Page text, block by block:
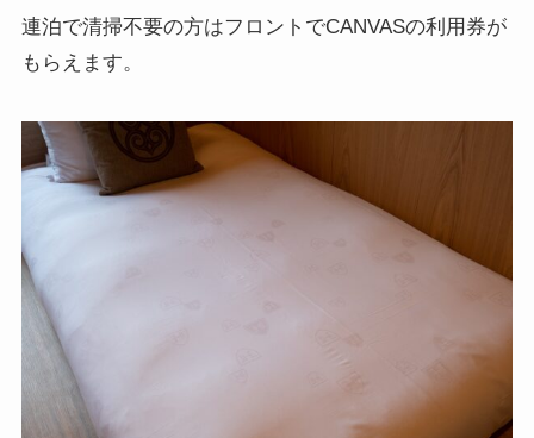
連泊で清掃不要の方はフロントでCANVASの利用券が
もらえます。